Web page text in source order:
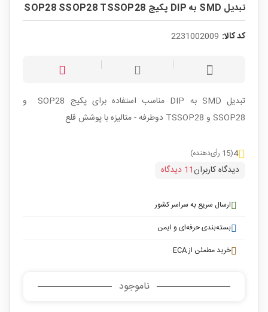
تبدیل SMD به DIP پکیج SOP28 SSOP28 TSSOP28
کد کالا: 2231002009
تبدیل SMD به DIP مناسب استفاده برای پکیج SOP28 و
SSOP28 و TSSOP28 دوطرفه - متالیزه با پوشش قلع
4(15 رأی‌دهنده)
دیدگاه کاربران11 دیدگاه
ارسال سریع به سراسر کشور
بسته‌بندی حرفه‌ای و ایمن
خرید مطمئن از ECA
ناموجود